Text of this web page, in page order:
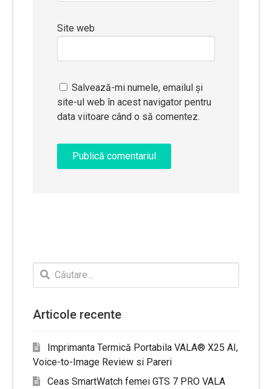
Site web
Salvează-mi numele, emailul și
site-ul web în acest navigator pentru
data viitoare când o să comentez.
Caută
după:
Articole recente
Imprimanta Termică Portabila VALA® X25 AI,
Voice-to-Image Review si Pareri
Ceas SmartWatch femei GTS 7 PRO VALA